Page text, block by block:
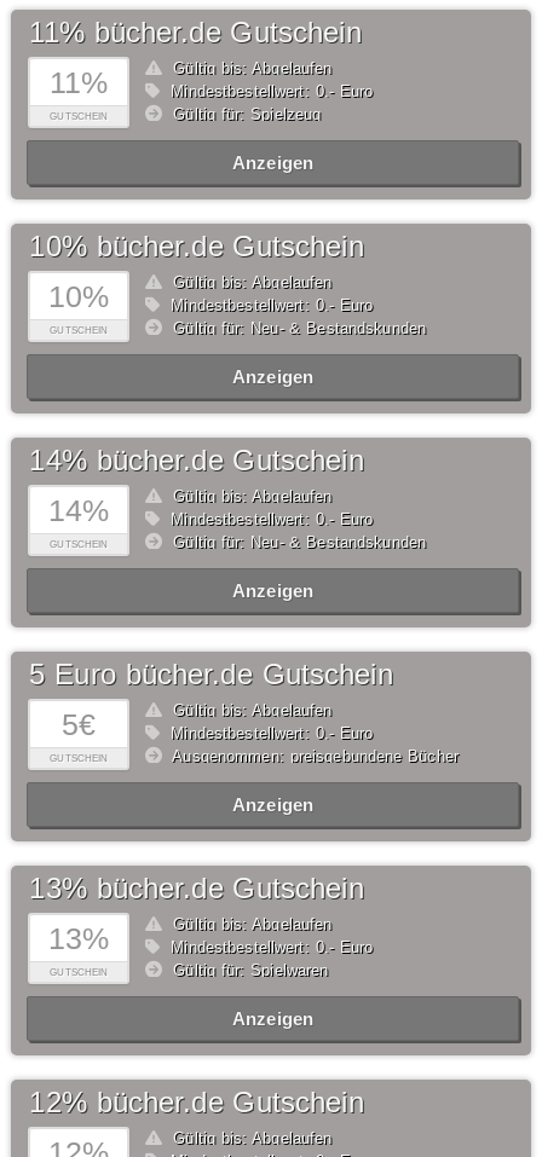
11%
GUTSCHEIN
11% bücher.de Gutschein
Gültig bis: Abgelaufen
Mindestbestellwert: 0,- Euro
Gültig für: Spielzeug
Anzeigen
10%
GUTSCHEIN
10% bücher.de Gutschein
Gültig bis: Abgelaufen
Mindestbestellwert: 0,- Euro
Gültig für: Neu- & Bestandskunden
Anzeigen
14%
GUTSCHEIN
14% bücher.de Gutschein
Gültig bis: Abgelaufen
Mindestbestellwert: 0,- Euro
Gültig für: Neu- & Bestandskunden
Anzeigen
5€
GUTSCHEIN
5 Euro bücher.de Gutschein
Gültig bis: Abgelaufen
Mindestbestellwert: 0,- Euro
Ausgenommen: preisgebundene Bücher
Anzeigen
13%
GUTSCHEIN
13% bücher.de Gutschein
Gültig bis: Abgelaufen
Mindestbestellwert: 0,- Euro
Gültig für: Spielwaren
Anzeigen
12% bücher.de Gutschein
Gültig bis: Abgelaufen